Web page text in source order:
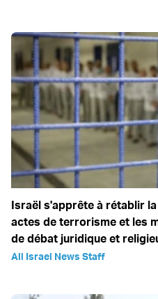
Israël s'apprête à rétablir
actes de terrorisme et les
de débat juridique et
All Israel News Staff